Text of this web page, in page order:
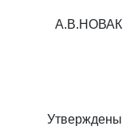
А.В.НОВАК
Утверждены